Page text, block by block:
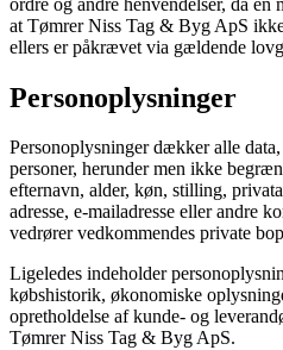
at Tømrer Niss Tag & Byg ApS
ellers er påkrævet via gældende
Personoplysninger
Personoplysninger dækker alle
personer, herunder men ikke
efternavn, alder, køn, stilling,
adresse, e-mailadresse eller andre
vedrører vedkommendes private
Ligeledes indeholder
købshistorik, økonomiske
opretholdelse af kunde- og
Tømrer Niss Tag & Byg ApS.